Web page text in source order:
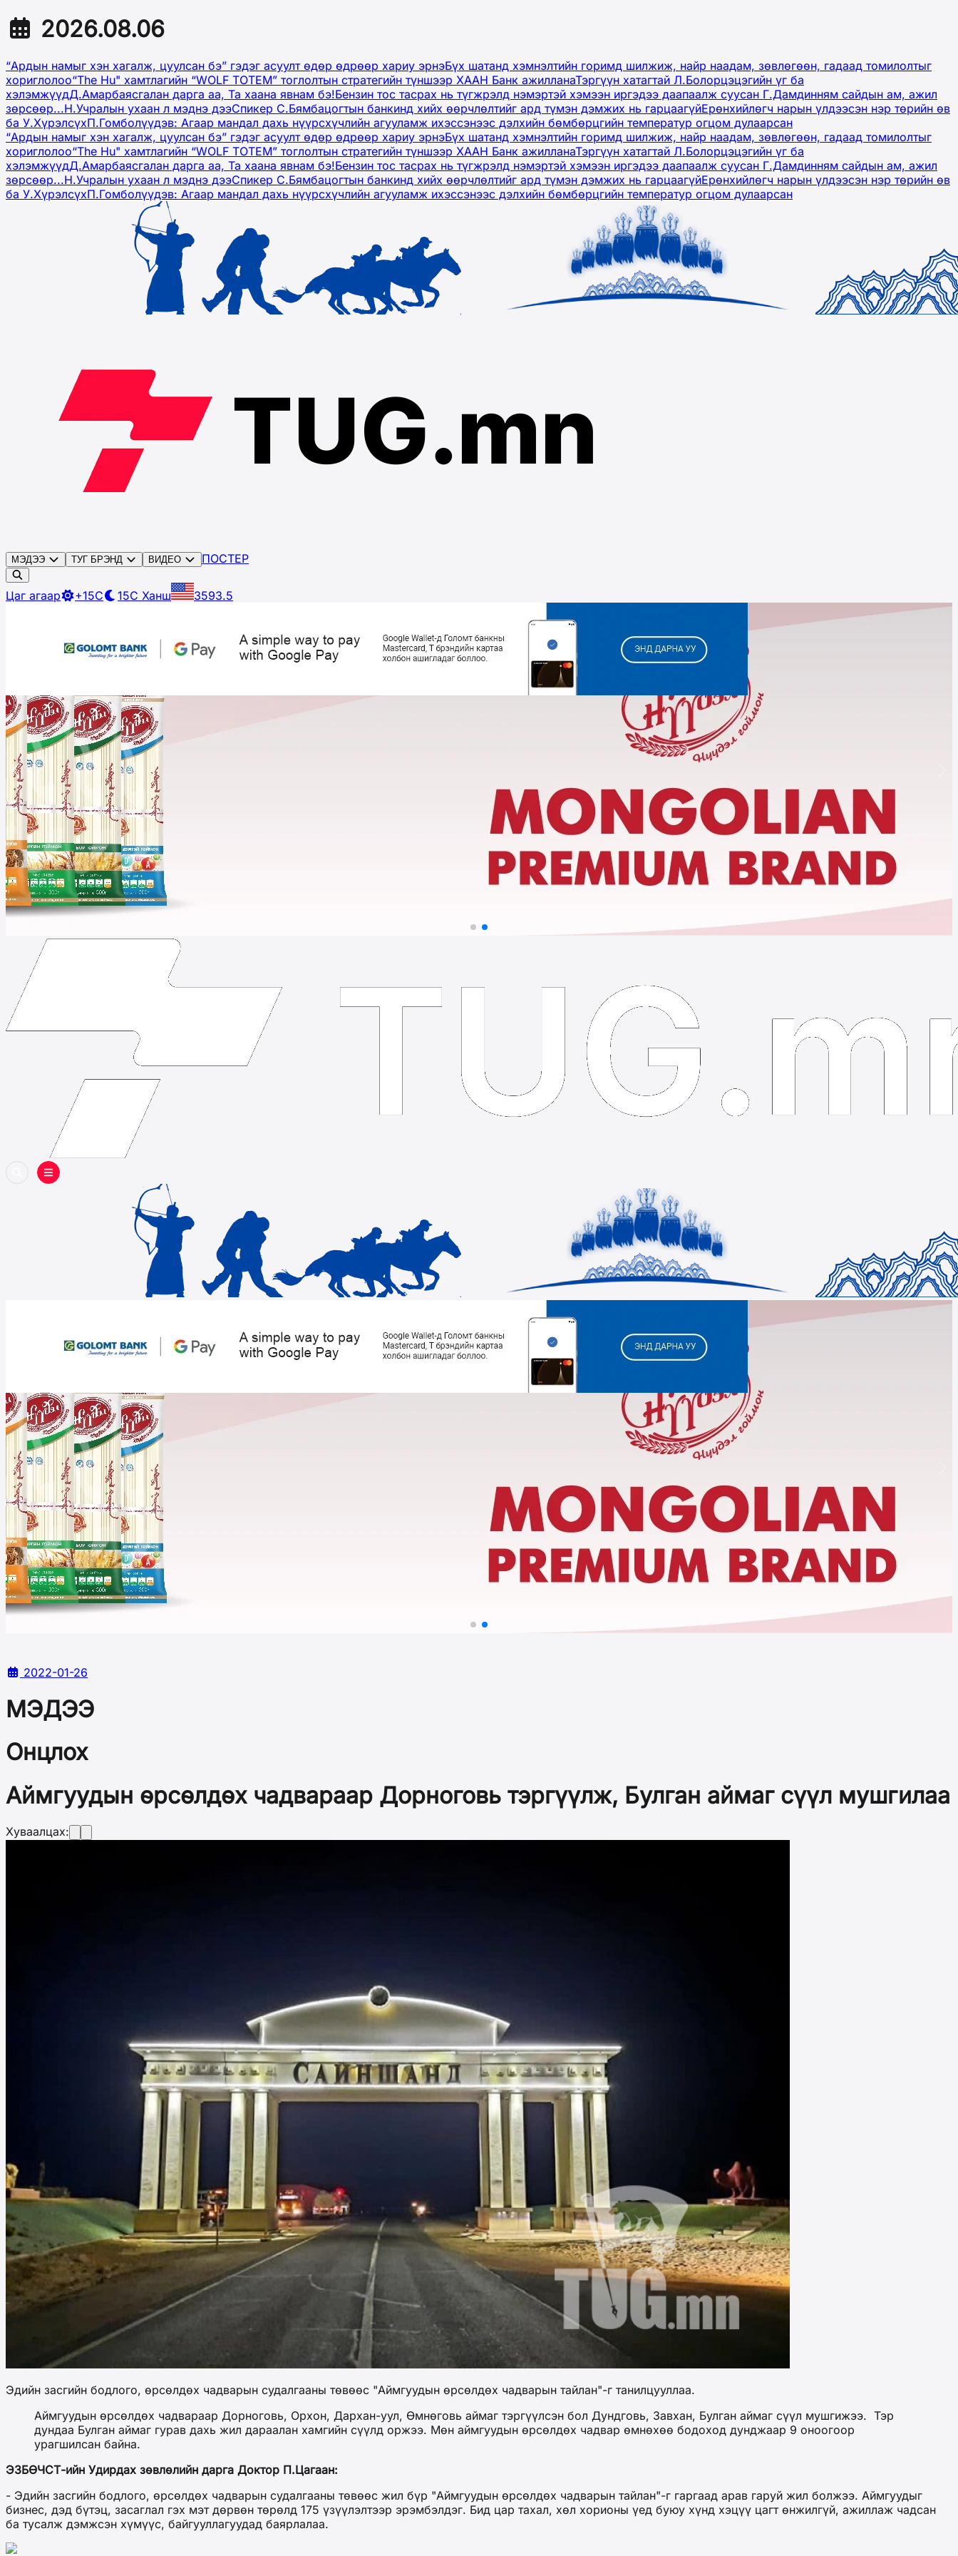
2026.08.06
“Ардын намыг хэн хагалж, цуулсан бэ” гэдэг асуулт өдөр өдрөөр хариу эрнэБүх шатанд хэмнэлтийн горимд шилжиж, найр наадам, зөвлөгөөн, гадаад томилолтыг
хориглолоо“The Hu" хамтлагийн “WOLF TOTEM” тоглолтын стратегийн түншээр ХААН Банк ажилланаТэргүүн хатагтай Л.Болорцэцэгийн үг ба
хэлэмжүүдД.Амарбаясгалан дарга аа, Та хаана явнам бэ!Бензин тос тасрах нь түгжрэлд нэмэртэй хэмээн иргэдээ даапаалж суусан Г.Дамдинням сайдын ам, ажил
зөрсөөр...Н.Учралын ухаан л мэднэ дээСпикер С.Бямбацогтын банкинд хийх өөрчлөлтийг ард түмэн дэмжих нь гарцаагүйЕрөнхийлөгч нарын үлдээсэн нэр төрийн өв
ба У.ХүрэлсүхП.Гомболүүдэв: Агаар мандал дахь нүүрсхүчлийн агууламж ихэссэнээс дэлхийн бөмбөрцгийн температур огцом дулаарсан
“Ардын намыг хэн хагалж, цуулсан бэ” гэдэг асуулт өдөр өдрөөр хариу эрнэБүх шатанд хэмнэлтийн горимд шилжиж, найр наадам, зөвлөгөөн, гадаад томилолтыг
хориглолоо“The Hu" хамтлагийн “WOLF TOTEM” тоглолтын стратегийн түншээр ХААН Банк ажилланаТэргүүн хатагтай Л.Болорцэцэгийн үг ба
хэлэмжүүдД.Амарбаясгалан дарга аа, Та хаана явнам бэ!Бензин тос тасрах нь түгжрэлд нэмэртэй хэмээн иргэдээ даапаалж суусан Г.Дамдинням сайдын ам, ажил
зөрсөөр...Н.Учралын ухаан л мэднэ дээСпикер С.Бямбацогтын банкинд хийх өөрчлөлтийг ард түмэн дэмжих нь гарцаагүйЕрөнхийлөгч нарын үлдээсэн нэр төрийн өв
ба У.ХүрэлсүхП.Гомболүүдэв: Агаар мандал дахь нүүрсхүчлийн агууламж ихэссэнээс дэлхийн бөмбөрцгийн температур огцом дулаарсан
МЭДЭЭ ТУГ БРЭНД ВИДЕО ПОСТЕР
Цаг агаар +15C 15C Ханш 3593.5
2022-01-26
МЭДЭЭ
Онцлох
Аймгуудын өрсөлдөх чадвараар Дорноговь тэргүүлж, Булган аймаг сүүл мушгилаа
Хуваалцах:
Эдийн засгийн бодлого, өрсөлдөх чадварын судалгааны төвөөс "Аймгуудын өрсөлдөх чадварын тайлан"-г танилцууллаа.
Аймгуудын өрсөлдөх чадвараар Дорноговь, Орхон, Дархан-уул, Өмнөговь аймаг тэргүүлсэн бол Дундговь, Завхан, Булган аймаг сүүл мушгижээ. Тэр
дундаа Булган аймаг гурав дахь жил дараалан хамгийн сүүлд оржээ. Мөн аймгуудын өрсөлдөх чадвар өмнөхөө бодоход дунджаар 9 оноогоор
урагшилсан байна.
ЭЗБӨЧСТ-ийн Удирдах зөвлөлийн дарга Доктор П.Цагаан:
- Эдийн засгийн бодлого, өрсөлдөх чадварын судалгааны төвөөс жил бүр "Аймгуудын өрсөлдөх чадварын тайлан"-г гаргаад арав гаруй жил болжээ. Аймгуудыг
бизнес, дэд бүтэц, засаглал гэх мэт дөрвөн төрөлд 175 үзүүлэлтээр эрэмбэлдэг. Бид цар тахал, хөл хорионы үед буюу хүнд хэцүү цагт өнжилгүй, ажиллаж чадсан
ба тусалж дэмжсэн хүмүүс, байгууллагуудад баярлалаа.